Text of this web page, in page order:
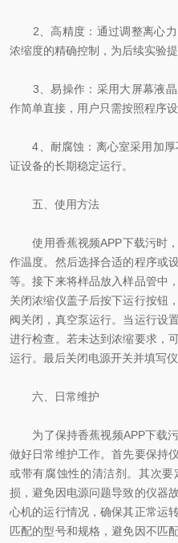
2、高精度：通过调整离心力
浓缩度的精确控制，为后续实验
3、易操作：采用大屏幕液晶
作简单直接，用户只需按照程序
4、耐腐蚀：离心室采用加厚
证设备的长期稳定运行。
五、使用方法
使用香蕉视频APP下载污时，
作温度。然后选择合适的程序或
等。接下来将样品放入样品管中
关闭浓缩仪盖子后按下运行按钮
阀关闭，真空泵运行。当运行设
进行检查。若未达到浓缩要求，
运行。最后关闭电源开关并填写仪
六、日常维护
为了保持香蕉视频APP下载污
做好日常维护工作。首先要保持
或带有腐蚀性的清洁剂。其次
损，避免因电源问题导致的仪器
心机的运行情况，确保其正常运
匹配的型号和规格，避免因不匹